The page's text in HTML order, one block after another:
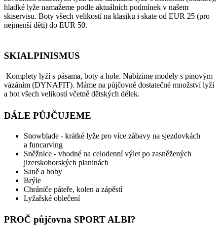
hladké lyže namažeme podle aktuálních podmínek v našem
skiservisu. Boty všech velikostí na klasiku i skate od EUR 25 (pro
nejmenší děti) do EUR 50.
SKIALPINISMUS
Komplety lyží s pásama, boty a hole. Nabízíme modely s pinovým
vázáním (DYNAFIT). Máme na půjčovně dostatečné množství lyží
a bot všech velikostí včetně dětských délek.
DÁLE PŮJČUJEME
Snowblade - krátké lyže pro více zábavy na sjezdovkách
a funcarving
Sněžnice - vhodné na celodenní výlet po zasněžených
jizerskohorských planinách
Saně a boby
Brýle
Chrániče páteře, kolen a zápěstí
Lyžařské oblečení
PROČ půjčovna SPORT ALBI?